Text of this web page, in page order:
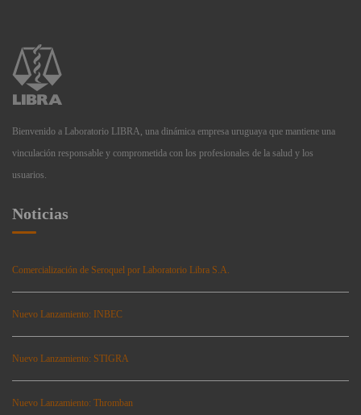
Bienvenido a Laboratorio LIBRA, una dinámica empresa uruguaya que mantiene una
vinculación responsable y comprometida con los profesionales de la salud y los
usuarios.
Noticias
Comercialización de Seroquel por Laboratorio Libra S.A.
Nuevo Lanzamiento: INBEC
Nuevo Lanzamiento: STIGRA
Nuevo Lanzamiento: Thromban